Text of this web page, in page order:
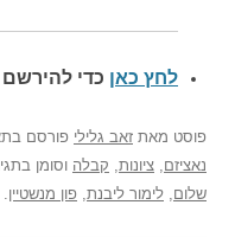
לחץ כאן כדי
פוסט מאת זאב גלילי פורסם
נאציזם, ציונות, קבלה וסומן
שלום, לימור ליבנת, פון מנשטיין.